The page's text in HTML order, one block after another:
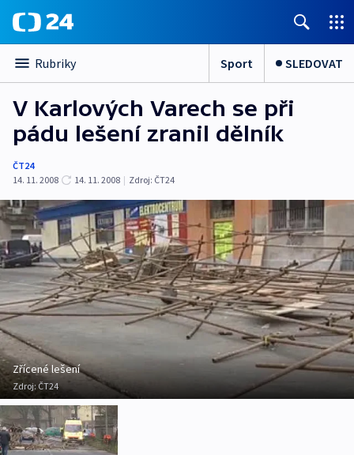
Rubriky Sport SLEDOVAT
V Karlových Varech se při
pádu lešení zranil dělník
ČT24
14. 11. 2008
14. 11. 2008 | Zdroj: ČT24
Zřícené lešení
Zdroj: ČT24